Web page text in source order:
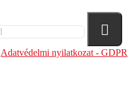
Adatvédelmi nyilatkozat - GDPR